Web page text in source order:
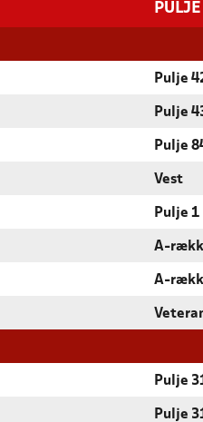
PULJE
Pulje
Pulje
Pulje
Vest
Pulje 1
A-
A-
Pulje
Pulje